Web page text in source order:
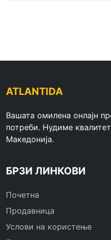
ATLANTIDA
Вашата омилена онлајн
потреби. Нудиме
Македонија.
БРЗИ ЛИНКОВИ
Почетна
Продавница
Услови на користење